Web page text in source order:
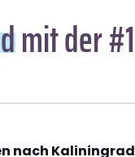
mit der #1
nach Kaliningrad